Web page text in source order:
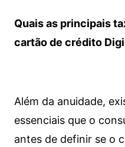
Quais as principais
cartão de crédito
Além da anuidade,
essenciais que o
antes de definir se o